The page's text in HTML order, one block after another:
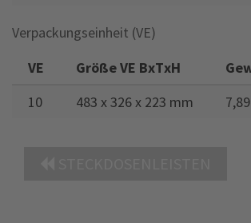
Verpackungseinheit (VE)
VE
Größe VE BxTxH
10
483 x 326 x 223 mm